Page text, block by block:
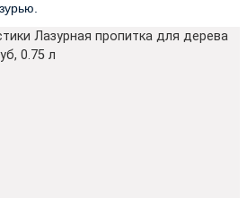
Лазурная пропитка для дерева
0.75 л